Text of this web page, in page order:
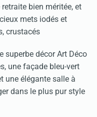
bien méritée, et
mets iodés et
crustacés
superbe décor Art Déco
une façade bleu-vert
une élégante salle à
dans le plus pur style